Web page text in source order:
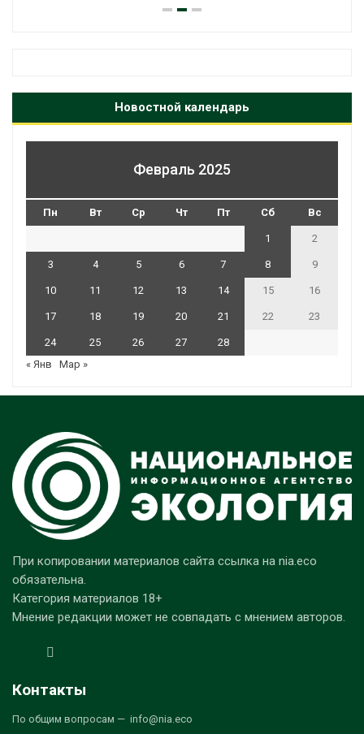
Новостной календарь
Февраль 2025
Пн Вт Ср Чт Пт Сб Вс
1 2
3 4 5 6 7 8 9
10 11 12 13 14 15 16
17 18 19 20 21 22 23
24 25 26 27
28
« Янв
Мар »
При копировании материалов сайта ссылка на nia.eco
обязательна.
Категория материалов 18+
Мнение редакции может не совпадать с мнением авторов.
Контакты
По общим вопросам — info@nia.eco